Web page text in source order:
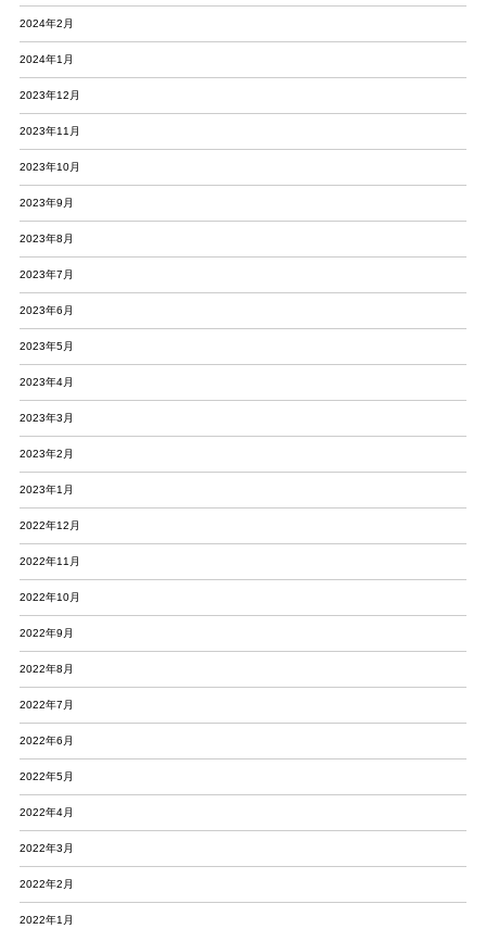
2024年2月
2024年1月
2023年12月
2023年11月
2023年10月
2023年9月
2023年8月
2023年7月
2023年6月
2023年5月
2023年4月
2023年3月
2023年2月
2023年1月
2022年12月
2022年11月
2022年10月
2022年9月
2022年8月
2022年7月
2022年6月
2022年5月
2022年4月
2022年3月
2022年2月
2022年1月